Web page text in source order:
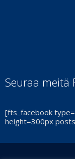
Seuraa meitä
[fts_facebook
height=300px